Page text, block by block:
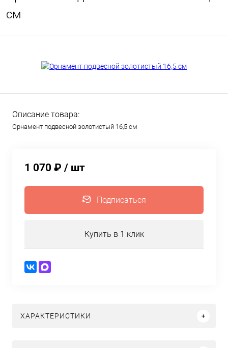
см
Описание товара:
Орнамент подвесной золотистый 16,5 см
1 070 ₽ / шт
Подписаться
Купить в 1 клик
ХАРАКТЕРИСТИКИ